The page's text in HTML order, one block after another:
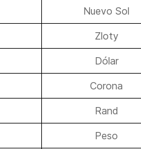
Nuevo Sol
Zloty
Dólar
Corona
Rand
Peso